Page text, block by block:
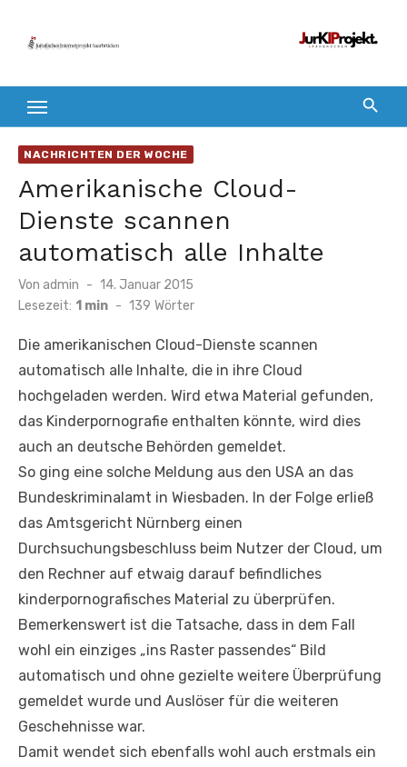
Inhalt
NACHRICHTEN DER WOCHE
Amerikanische Cloud-
Dienste scannen
automatisch alle Inhalte
Von admin
Veröffentlicht
am
14. Januar 2015
Lesezeit: 1 min - 139 Wörter
Die amerikanischen Cloud-Dienste scannen
automatisch alle Inhalte, die in ihre Cloud
hochgeladen werden. Wird etwa Material gefunden,
das Kinderpornografie enthalten könnte, wird dies
auch an deutsche Behörden gemeldet.
So ging eine solche Meldung aus den USA an das
Bundeskriminalamt in Wiesbaden. In der Folge erließ
das Amtsgericht Nürnberg einen
Durchsuchungsbeschluss beim Nutzer der Cloud, um
den Rechner auf etwaig darauf befindliches
kinderpornografisches Material zu überprüfen.
Bemerkenswert ist die Tatsache, dass in dem Fall
wohl ein einziges „ins Raster passendes“ Bild
automatisch und ohne gezielte weitere Überprüfung
gemeldet wurde und Auslöser für die weiteren
Geschehnisse war.
Damit wendet sich ebenfalls wohl auch erstmals ein